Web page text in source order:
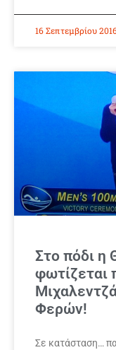
16 Σεπτεμβρίου
Στο πόδι η
φωτίζεται
Φερών!
Σε κατάσταση…